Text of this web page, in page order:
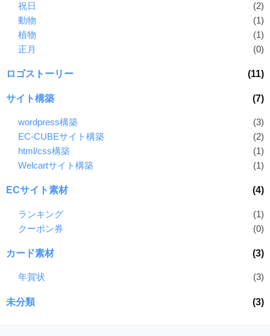
祝日
(2)
動物
(1)
植物
(1)
正月
(0)
ロゴストーリー (11)
サイト構築 (7)
wordpress構築
(3)
EC-CUBEサイト構築
(2)
html/css構築
(1)
Welcartサイト構築
(1)
ECサイト素材 (4)
ランキング
(1)
クーポン券
(0)
カード素材 (3)
年賀状 (3)
未分類 (3)